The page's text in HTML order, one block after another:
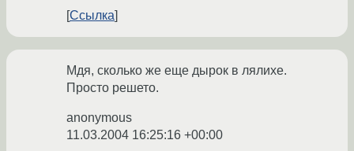
Ссылка
Мдя, сколько же еще дырок в лялихе.
Просто решето.
anonymous
11.03.2004 16:25:16 +00:00